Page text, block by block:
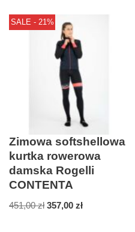
SALE - 21%
Zimowa softshellowa
kurtka rowerowa
damska Rogelli
CONTENTA
451,00zł 357,00 zł